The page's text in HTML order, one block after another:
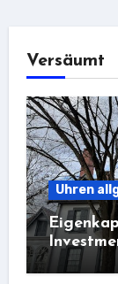
Versäumt
Uhren